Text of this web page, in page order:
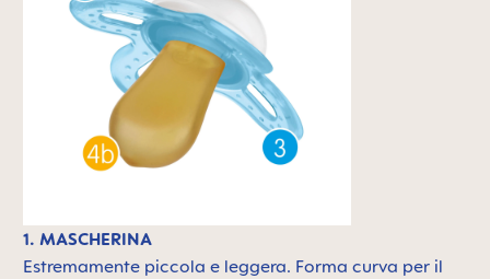
1. MASCHERINA
Estremamente piccola e leggera. Forma curva per il